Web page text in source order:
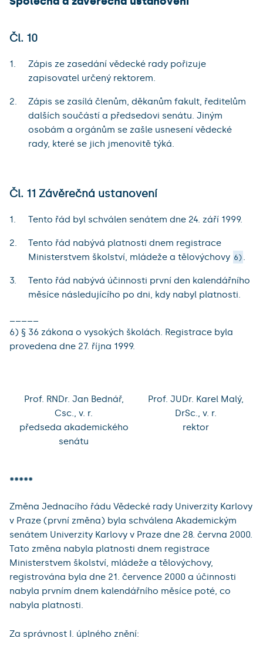
Čl. 10
Zápis ze zasedání vědecké rady pořizuje
zapisovatel určený rektorem.
Zápis se zasílá členům, děkanům fakult, ředitelům
dalších součástí a předsedovi senátu. Jiným
osobám a orgánům se zašle usnesení vědecké
rady, které se jich jmenovitě týká.
Čl. 11 Závěrečná ustanovení
Tento řád byl schválen senátem dne 24. září 1999.
Tento řád nabývá platnosti dnem registrace
Ministerstvem školství, mládeže a tělovýchovy 6) .
Tento řád nabývá účinnosti první den kalendářního
měsíce následujícího po dni, kdy nabyl platnosti.
6) § 36 zákona o vysokých školách. Registrace byla
provedena dne 27. října 1999.
Prof. RNDr. Jan Bednář,
Csc., v. r.
předseda akademického
senátu
Prof. JUDr. Karel Malý,
DrSc., v. r.
rektor
*****
Změna Jednacího řádu Vědecké rady Univerzity Karlovy
v Praze (první změna) byla schválena Akademickým
senátem Univerzity Karlovy v Praze dne 28. června 2000.
Tato změna nabyla platnosti dnem registrace
Ministerstvem školství, mládeže a tělovýchovy,
registrována byla dne 21. července 2000 a účinnosti
nabyla prvním dnem kalendářního měsíce poté, co
nabyla platnosti.
Za správnost I. úplného znění: